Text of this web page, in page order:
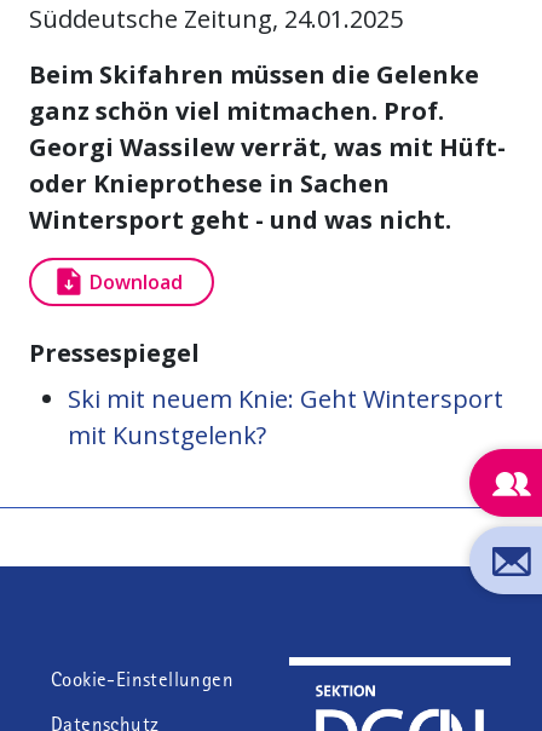
Süddeutsche Zeitung, 24.01.2025
Beim Skifahren müssen die Gelenke
ganz schön viel mitmachen. Prof.
Georgi Wassilew verrät, was mit Hüft-
oder Knieprothese in Sachen
Wintersport geht - und was nicht.
Download
Pressespiegel
Ski mit neuem Knie: Geht Wintersport
mit Kunstgelenk?
Fußzeile
Cookie-Einstellungen
Datenschutz